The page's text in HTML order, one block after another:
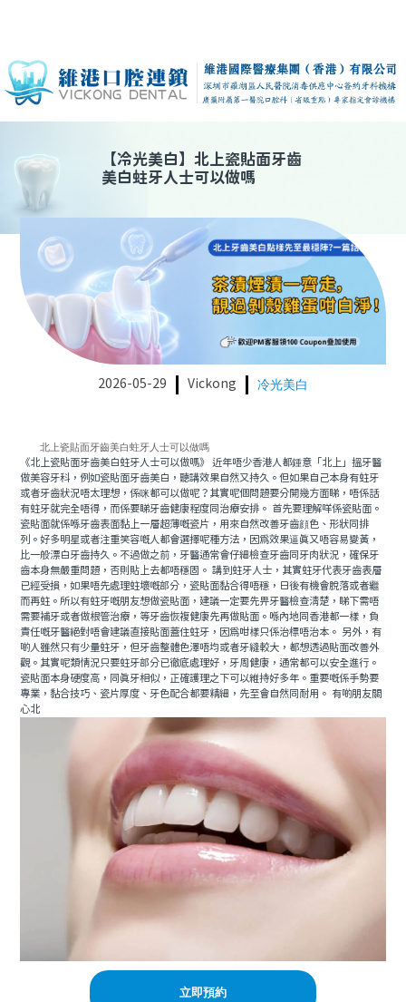
【冷光美白】 北上瓷貼面牙齒
美白蛀牙人士可以做嗎
2026-05-29 Vickong 冷光美白
北上瓷貼面牙齒美白蛀牙人士可以做嗎
《北上瓷貼面牙齒美白蛀牙人士可以做嗎》 近年唔少香港人都鍾意「北上」搵牙醫
做美容牙科，例如瓷貼面牙齒美白，聽講效果自然又持久。但如果自己本身有蛀牙
或者牙齒狀況唔太理想，係咪都可以做呢？其實呢個問題要分開幾方面睇，唔係話
有蛀牙就完全唔得，而係要睇牙齒健康程度同治療安排。 首先要理解咩係瓷貼面。
瓷貼面就係喺牙齒表面黏上一層超薄嘅瓷片，用來自然改善牙齒顔色、形狀同排
列。好多明星或者注重笑容嘅人都會選擇呢種方法，因爲效果逼真又唔容易變黃，
比一般漂白牙齒持久。不過做之前，牙醫通常會仔細檢查牙齒同牙肉狀況，確保牙
齒本身無嚴重問題，否則貼上去都唔穩固。 講到蛀牙人士，其實蛀牙代表牙齒表層
已經受損，如果唔先處理蛀壞嘅部分，瓷貼面黏合得唔穩，日後有機會脫落或者繼
而再蛀。所以有蛀牙嘅朋友想做瓷貼面，建議一定要先畀牙醫檢查清楚，睇下需唔
需要補牙或者做根管治療，等牙齒恢複健康先再做貼面。喺內地同香港都一樣，負
責任嘅牙醫絕對唔會建議直接貼面蓋住蛀牙，因為咁樣只係治標唔治本。 另外，有
啲人雖然只有少量蛀牙，但牙齒整體色澤唔均或者牙縫較大，都想透過貼面改善外
觀。其實呢類情況只要蛀牙部分已徹底處理好，牙周健康，通常都可以安全進行。
瓷貼面本身硬度高，同真牙相似，正確護理之下可以維持好多年。重要嘅係手勢要
專業，黏合技巧、瓷片厚度、牙色配合都要精細，先至會自然同耐用。 有啲朋友關
心北
立即預約